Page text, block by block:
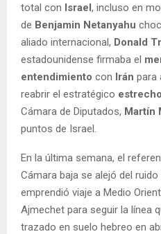
total con Israel, incluso en
de Benjamin Netanyahu
aliado internacional, Donald
estadounidense firmaba el
entendimiento con Irán para
reabrir el estratégico
Cámara de Diputados, Martín
puntos de Israel.
En la última semana, el
Cámara baja se alejó del
emprendió viaje a Medio
Ajmechet para seguir la línea
trazado en suelo hebreo en